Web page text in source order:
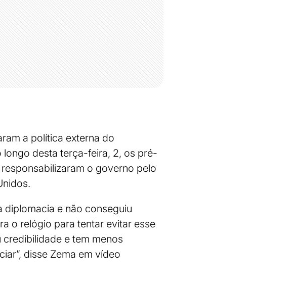
a política externa do
longo desta terça-feira, 2, os pré-
o governo pelo
diplomacia e não conseguiu
o relógio para tentar evitar esse
e tem menos
disse Zema em vídeo